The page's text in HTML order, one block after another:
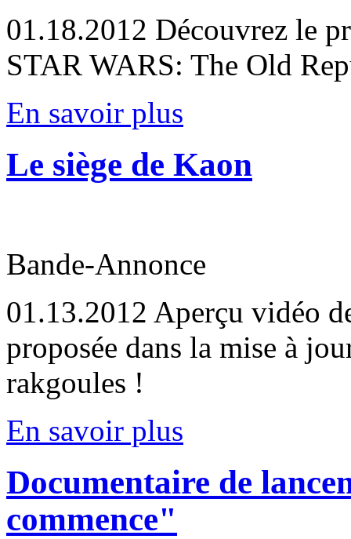
01.18.2012 Découvrez le
STAR WARS: The Old
En savoir plus
Le siège de Kaon
Bande-Annonce
01.13.2012 Aperçu vidéo
proposée dans la mise à
rakgoules !
En savoir plus
Documentaire de
commence"